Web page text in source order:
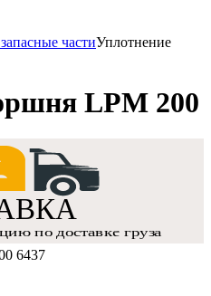
частиУплотнение
LPM 200